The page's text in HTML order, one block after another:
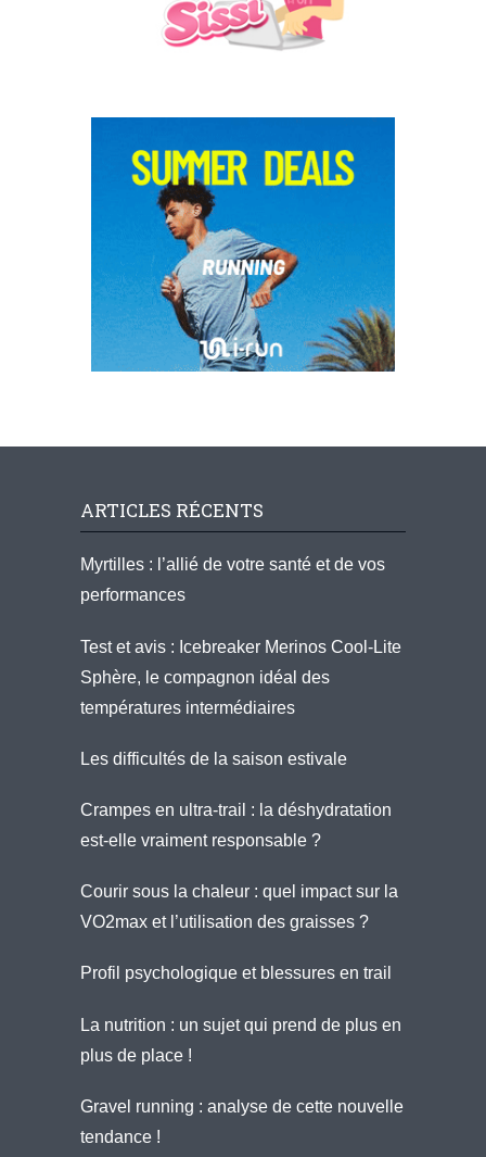
ARTICLES RÉCENTS
Myrtilles : l’allié de votre santé et de vos
performances
Test et avis : Icebreaker Merinos Cool-Lite
Sphère, le compagnon idéal des
températures intermédiaires
Les difficultés de la saison estivale
Crampes en ultra-trail : la déshydratation
est-elle vraiment responsable ?
Courir sous la chaleur : quel impact sur la
VO2max et l’utilisation des graisses ?
Profil psychologique et blessures en trail
La nutrition : un sujet qui prend de plus en
plus de place !
Gravel running : analyse de cette nouvelle
tendance !